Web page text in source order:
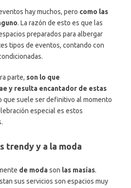
hay muchos, pero como las
. La razón de esto es que las
preparados para albergar
tipos de eventos, contando con
parte, son lo que
y resulta encantador de estas
que suele ser definitivo al momento
especial es estos
trendy y a la moda
de modason las masías.
sus servicios son espacios muy